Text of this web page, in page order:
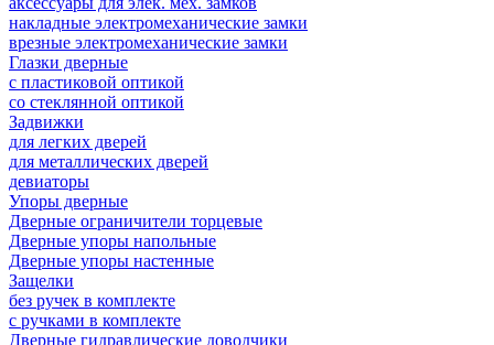
накладные электромеханические замки
врезные электромеханические замки
Глазки дверные
с пластиковой оптикой
со стеклянной оптикой
Задвижки
для легких дверей
для металлических дверей
девиаторы
Упоры дверные
Дверные ограничители торцевые
Дверные упоры напольные
Дверные упоры настенные
Защелки
без ручек в комплекте
с ручками в комплекте
Дверные гидравлические доводчики